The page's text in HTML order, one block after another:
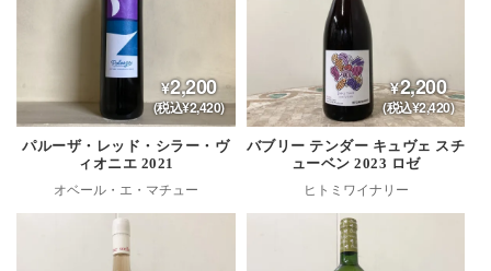
2,200
(税込¥2,420)
パルーザ・レッド・シラー・ヴ
ィオニエ 2021
オベール・エ・マチュー
2,200
(税込¥2,420)
バブリー テンダー キュヴェ スチ
ューベン 2023 ロゼ
ヒトミワイナリー